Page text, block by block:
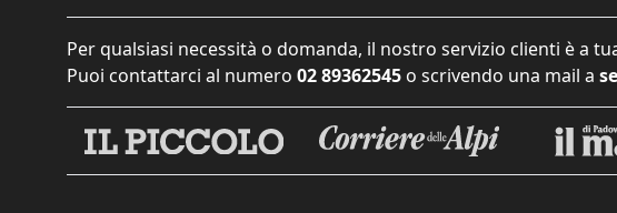
Per qualsiasi necessità o domanda, il nostro servizio clienti è a
Puoi contattarci al numero 02 89362545 o scrivendo una mail a